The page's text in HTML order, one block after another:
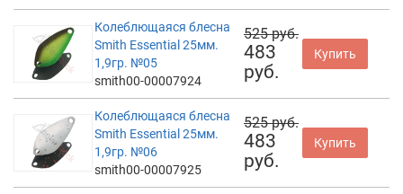
Колеблющаяся блесна
Smith Essential 25мм.
1,9гр. №05
smith00-00007924
525 руб.
483
руб.
Купить
Колеблющаяся блесна
Smith Essential 25мм.
1,9гр. №06
smith00-00007925
525 руб.
483
руб.
Купить